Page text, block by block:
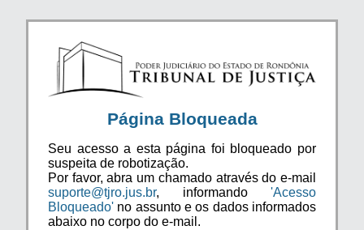
Página Bloqueada
Seu acesso a esta página foi bloqueado por
suspeita de robotização.
Por favor, abra um chamado através do e-mail
suporte@tjro.jus.br, informando 'Acesso
Bloqueado' no assunto e os dados informados
abaixo no corpo do e-mail.